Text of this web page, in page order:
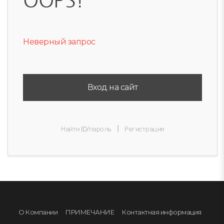
Неверный запрос
Вход на сайт
Найти ID/пароль | Регистрация
О Компании ПРИМЕЧАНИЕ Контактная информация